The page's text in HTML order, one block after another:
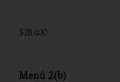
$28.400
Menú 2(b)